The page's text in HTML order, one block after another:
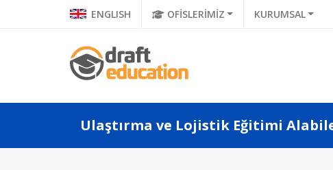
ENGLISH OFİSLERİMİZ KURUMSAL
Ulaştırma ve Lojistik Eğitimi